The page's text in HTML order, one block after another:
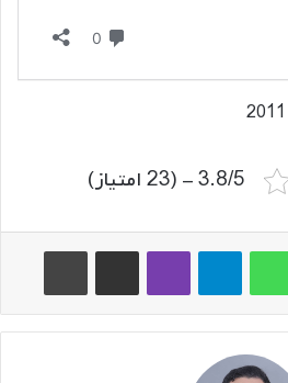
3.8/5 - (23 امتیاز)
واتس آپ تلگرام وایبر اشتراک گذاری از طریق ایمیل چاپ